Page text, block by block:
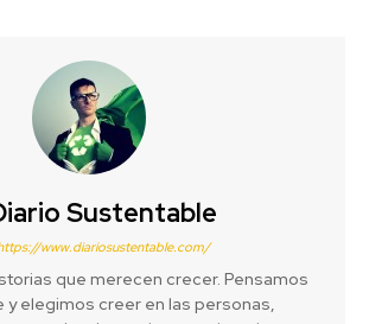
Sustentable
www.diariosustentable.com/
que merecen crecer. Pensamos
y elegimos creer en las personas,